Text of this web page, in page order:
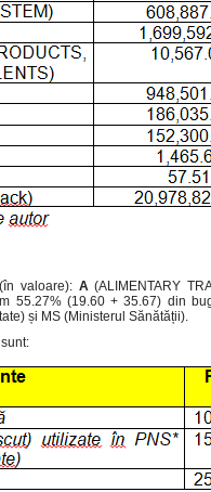
valoare): A(ALIMENTARY
55.27% (19.60 + 35.67) din
și MS (Ministerul Sănătății).